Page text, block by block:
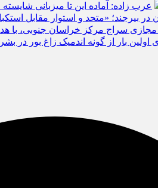
عرب زاده: آماده این تا میزبانی
سراج مرکز خراسان جنوبی، با هدف
اولین بار از گونه اندمیک زاغ بور در